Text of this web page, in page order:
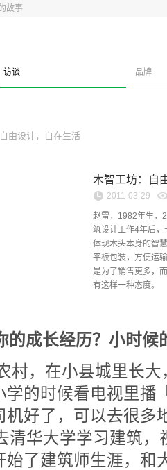
故事
访谈 品牌
由设计，自在生活
木智工坊：自
2011-03-29
赵雷，1982年生，
筑设计工作4年后
体现木头本身的智
平板包装，方便运
是为了销售更多，
有这样一种态度。
的成长经历？小时候
村，在小县城里长
学的时候看电视里播
机好了，可以去很多
清华大学学习建筑
始了建筑师生涯，和